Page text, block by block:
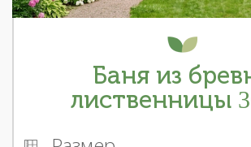
Баня из
лиственницы